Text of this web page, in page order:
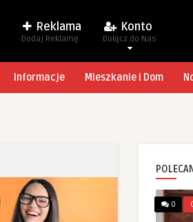
Reklama
Dodaj Reklamę
Konto
Dołącz do Nas
Informacje Mieszkanie i Dom
0